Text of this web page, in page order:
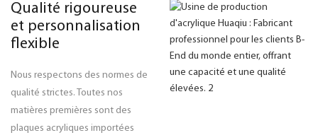
Qualité rigoureuse
et personnalisation
flexible
Nous respectons des normes de
qualité strictes. Toutes nos
matières premières sont des
plaques acryliques importées